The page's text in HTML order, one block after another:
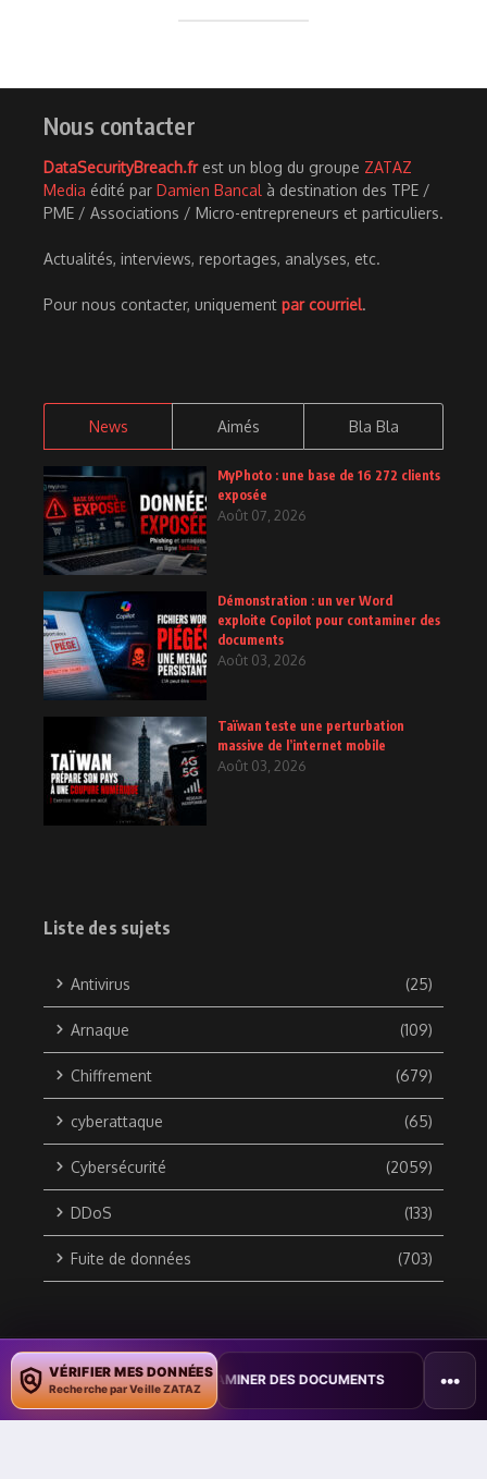
Nous contacter
DataSecurityBreach.frest un blog du groupe ZATAZ
Media édité par Damien Bancal à destination des TPE /
PME / Associations / Micro-entrepreneurs et particuliers.
Actualités, interviews, reportages, analyses, etc.
Pour nous contacter, uniquement par courriel.
News Aimés Bla Bla
MyPhoto : une base de 16 272 clients
exposée
Août 07, 2026
Démonstration : un ver Word
exploite Copilot pour contaminer des
documents
Août 03, 2026
Taïwan teste une perturbation
massive de l’internet mobile
Août 03, 2026
Liste des sujets
Antivirus (25)
Arnaque (109)
Chiffrement (679)
cyberattaque (65)
Cybersécurité (2059)
DDoS (133)
Fuite de données (703)
Copyright © 2010 / 2026 DATA SECURITY BREACH - Groupe
ZATAZ Média
VÉRIFIER MES DONNÉES
Recherche par Veille ZATAZ
POUR CONTAMINER DES DOCUMENTS • TAÏWAN TESTE
•••